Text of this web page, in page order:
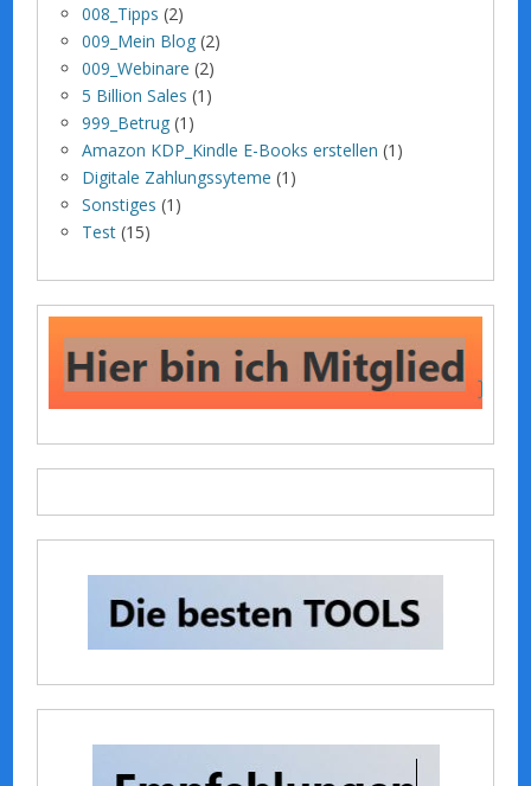
008_Tipps (2)
009_Mein Blog (2)
009_Webinare (2)
5 Billion Sales (1)
999_Betrug (1)
Amazon KDP_Kindle E-Books erstellen (1)
Digitale Zahlungssyteme (1)
Sonstiges (1)
Test (15)